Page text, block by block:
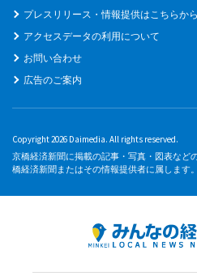
プレスリリース・情報提供はこちらから
アクセスデータの利用について
お問い合わせ
広告のご案内
Copyright 2026 Daimedia. All rights reserved.
京橋経済新聞に掲載の記事・写真・図表など
橋経済新聞またはその情報提供者に属します。